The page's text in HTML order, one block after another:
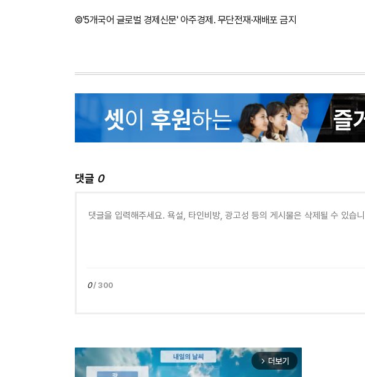
©'5개국어 글로벌 경제신문' 아주경제. 무단전재·재배포 금지
댓글 0
0/ 300
arrow_forward_ios 더보기